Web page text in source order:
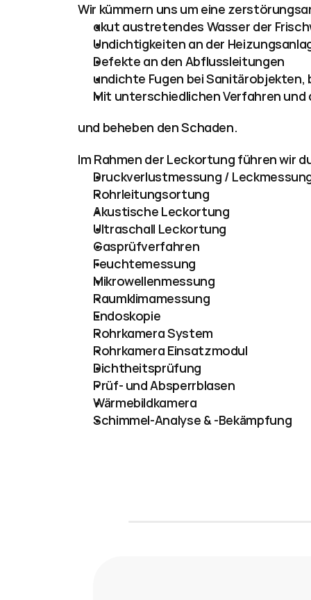
Wir kümmern uns um eine
akut austretendes Wasser der
Undichtigkeiten an der
Defekte an den Abflussleitungen
undichte Fugen bei Sanitärobjekten,
Mit unterschiedlichen Verfahren
und beheben den Schaden.
Im Rahmen der Leckortung führen wir
Druckverlustmessung /
Rohrleitungsortung
Akustische Leckortung
Ultraschall Leckortung
Gasprüfverfahren
Feuchtemessung
Mikrowellenmessung
Raumklimamessung
Endoskopie
Rohrkamera System
Rohrkamera Einsatzmodul
Dichtheitsprüfung
Prüf- und Absperrblasen
Wärmebildkamera
Schimmel-Analyse & -Bekämpfung